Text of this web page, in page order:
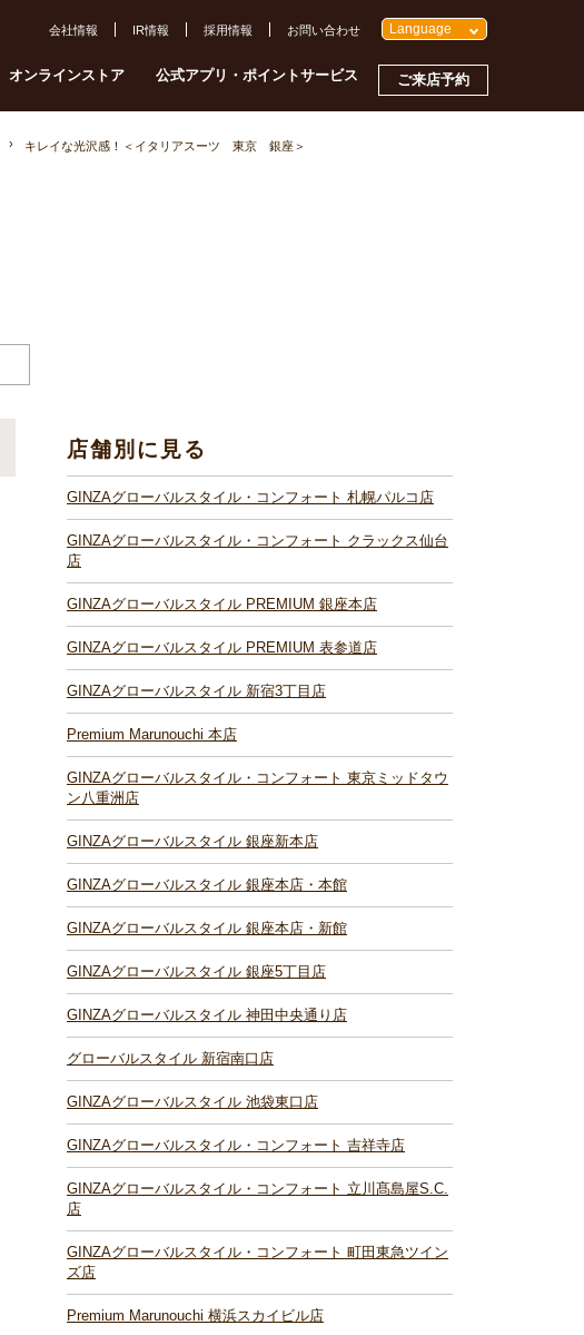
オンラインストア 公式アプリ・ポイントサービス ご来店予約
会社情報 IR情報 採用情報 お問い合わせ Language
キレイな光沢感！＜イタリアスーツ 東京 銀座＞
店舗別に見る
GINZAグローバルスタイル・コンフォート 札幌パルコ店
GINZAグローバルスタイル・コンフォート クラックス仙台
店
GINZAグローバルスタイル PREMIUM 銀座本店
GINZAグローバルスタイル PREMIUM 表参道店
GINZAグローバルスタイル 新宿3丁目店
Premium Marunouchi 本店
GINZAグローバルスタイル・コンフォート 東京ミッドタウ
ン八重洲店
GINZAグローバルスタイル 銀座新本店
GINZAグローバルスタイル 銀座本店・本館
GINZAグローバルスタイル 銀座本店・新館
GINZAグローバルスタイル 銀座5丁目店
GINZAグローバルスタイル 神田中央通り店
グローバルスタイル 新宿南口店
GINZAグローバルスタイル 池袋東口店
GINZAグローバルスタイル・コンフォート 吉祥寺店
GINZAグローバルスタイル・コンフォート 立川髙島屋S.C.
店
GINZAグローバルスタイル・コンフォート 町田東急ツイン
ズ店
Premium Marunouchi 横浜スカイビル店